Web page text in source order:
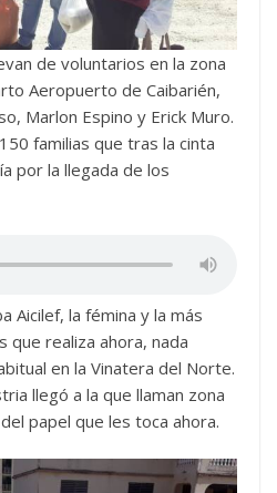
de voluntarios en la zona
Aeropuerto de Caibarién,
Marlon Espino y Erick Muro.
familias que tras la cinta
por la llegada de los
Aicilef, la fémina y la más
que realiza ahora, nada
en la Vinatera del Norte.
llegó a la que llaman zona
papel que les toca ahora.